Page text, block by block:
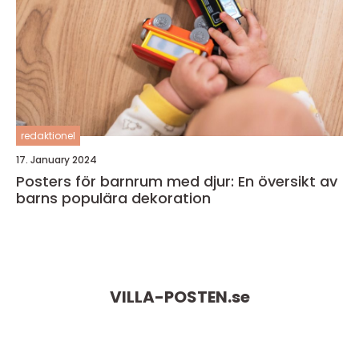
redaktionel
17. January 2024
Posters för barnrum med djur: En översikt av
barns populära dekoration
VILLA-POSTEN.se